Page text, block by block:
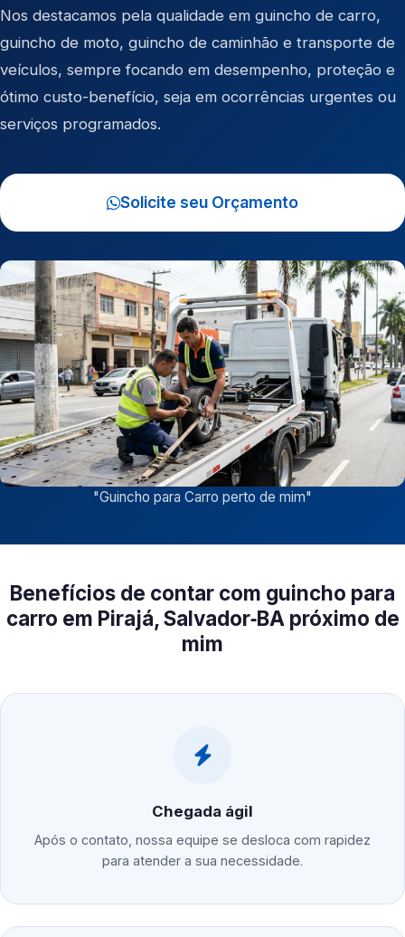
Nos destacamos pela qualidade em guincho de carro,
guincho de moto, guincho de caminhão e transporte de
veículos, sempre focando em desempenho, proteção e
ótimo custo-benefício, seja em ocorrências urgentes ou
serviços programados.
Solicite seu Orçamento
"Guincho para Carro perto de mim"
Benefícios de contar com guincho para
carro em Pirajá, Salvador‑BA próximo de
mim
Chegada ágil
Após o contato, nossa equipe se desloca com rapidez
para atender a sua necessidade.